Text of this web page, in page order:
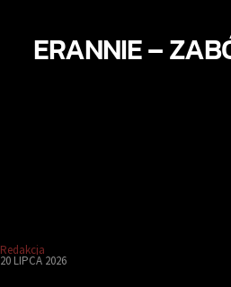
ERANNIE –
Redakcja
20 LIPCA 2026